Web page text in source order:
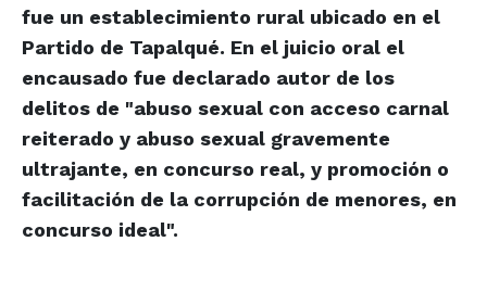
fue un establecimiento rural ubicado en el
Partido de Tapalqué. En el juicio oral el
encausado fue declarado autor de los
delitos de "abuso sexual con acceso carnal
reiterado y abuso sexual gravemente
ultrajante, en concurso real, y promoción o
facilitación de la corrupción de menores, en
concurso ideal".